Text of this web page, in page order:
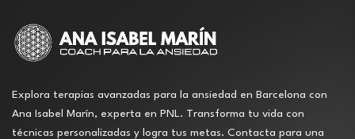
Explora terapias avanzadas para la ansiedad en Barcelona con
Ana Isabel Marín, experta en PNL. Transforma tu vida con
técnicas personalizadas y logra tus metas. Contacta para una